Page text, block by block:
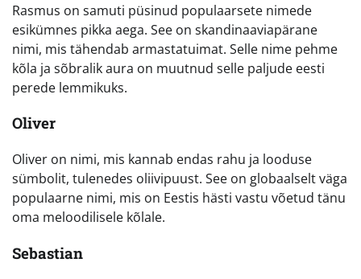
Rasmus on samuti püsinud populaarsete nimede
esikümnes pikka aega. See on skandinaaviapärane
nimi, mis tähendab armastatuimat. Selle nime pehme
kõla ja sõbralik aura on muutnud selle paljude eesti
perede lemmikuks.
Oliver
Oliver on nimi, mis kannab endas rahu ja looduse
sümbolit, tulenedes oliivipuust. See on globaalselt väga
populaarne nimi, mis on Eestis hästi vastu võetud tänu
oma meloodilisele kõlale.
Sebastian